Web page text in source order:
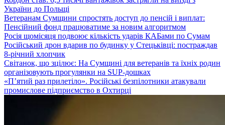
України до Польщі
Ветеранам Сумщини спростять доступ до пенсій і виплат:
Пенсійний фонд працюватиме за новим алгоритмом
Росія щомісяця подвоює кількість ударів КАБами по Сумам
Російський дрон вдарив по будинку у Стецьківці: постраждав
8-річний хлопчик
Світанок, що зцілює: На Сумщині для ветеранів та їхніх родин
організовують прогулянки на SUP-дошках
«П’ятий раз прилетіло». Російські безпілотники атакували
промислове підприємство в Охтирці